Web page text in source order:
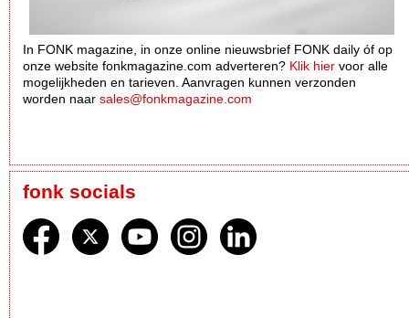
In FONK magazine, in onze online nieuwsbrief FONK daily óf op
onze website fonkmagazine.com adverteren? Klik hier voor alle
mogelijkheden en tarieven. Aanvragen kunnen verzonden
worden naar sales@fonkmagazine.com
fonk socials